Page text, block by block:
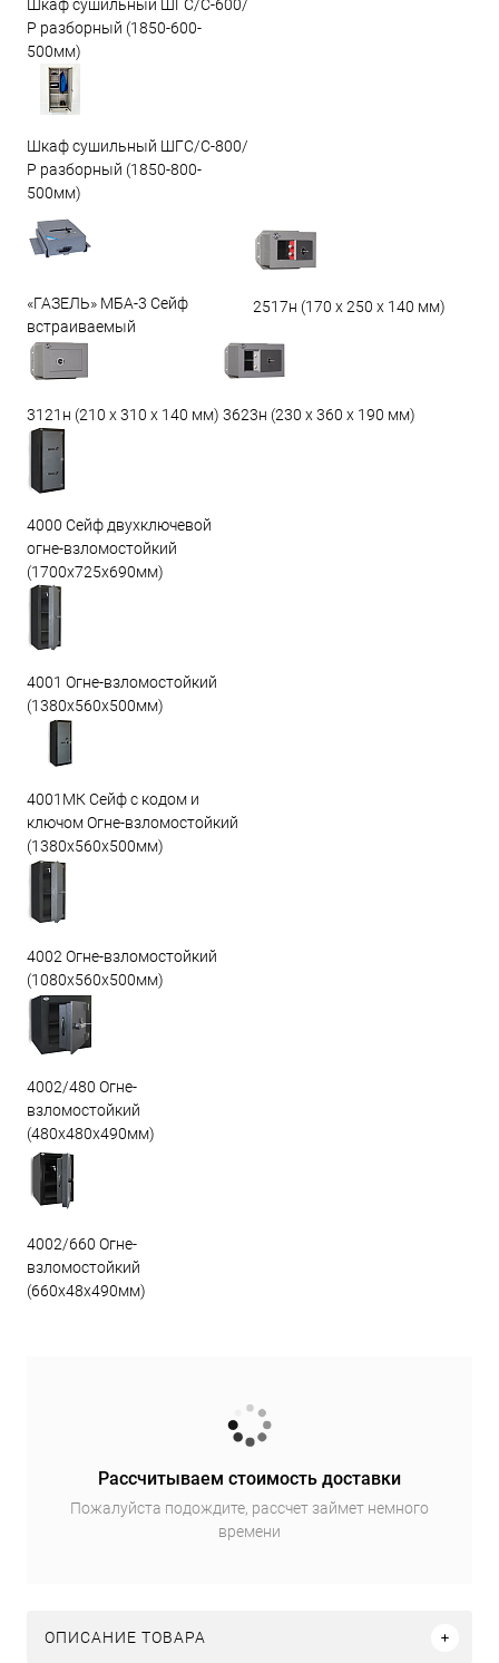
Шкаф сушильный ШГС/С-600/
Р разборный (1850-600-
500мм)
Шкаф сушильный ШГС/С-800/
Р разборный (1850-800-
500мм)
«ГАЗЕЛЬ» МБА-3 Сейф
встраиваемый
2517н (170 х 250 х 140 мм)
3121н (210 х 310 х 140 мм) 3623н (230 х 360 х 190 мм)
4000 Сейф двухключевой
огне-взломостойкий
(1700х725х690мм)
4001 Огне-взломостойкий
(1380х560х500мм)
4001МК Сейф с кодом и
ключом Огне-взломостойкий
(1380х560х500мм)
4002 Огне-взломостойкий
(1080х560х500мм)
4002/480 Огне-
взломостойкий
(480х480х490мм)
4002/660 Огне-
взломостойкий
(660х48х490мм)
Рассчитываем стоимость доставки
Пожалуйста подождите, рассчет займет немного
времени
ОПИСАНИЕ ТОВАРА